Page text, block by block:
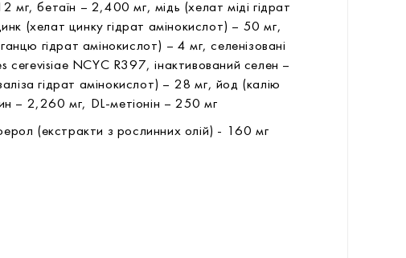
мг, бетаїн – 2,400 мг, мідь (хелат міді гідрат
(хелат цинку гідрат амінокислот) – 50 мг,
гідрат амінокислот) – 4 мг, селенізовані
cerevisiae NCYC R397, інактивований селен –
гідрат амінокислот) – 28 мг, йод (калію
– 2,260 мг, DL-метіонін – 250 мг
(екстракти з рослинних олій) - 160 мг